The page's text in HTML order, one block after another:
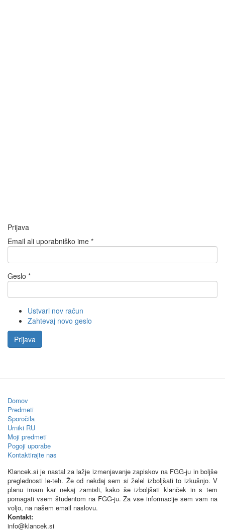
Prijava
Email ali uporabniško ime *
Geslo *
Ustvari nov račun
Zahtevaj novo geslo
Prijava
Domov
Predmeti
Sporočila
Urniki RU
Moji predmeti
Pogoji uporabe
Kontaktirajte nas
Klancek.si je nastal za lažje izmenjavanje zapiskov na FGG-ju in boljše
preglednosti le-teh. Že od nekdaj sem si želel izboljšati to izkušnjo. V
planu imam kar nekaj zamisli, kako še izboljšati klanček in s tem
pomagati vsem študentom na FGG-ju. Za vse informacije sem vam na
voljo, na našem email naslovu.
Kontakt:
info@klancek.si